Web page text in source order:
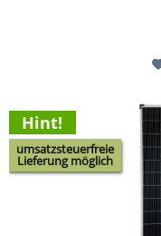
Hint!
umsatzsteuerfreie
Lieferung möglich